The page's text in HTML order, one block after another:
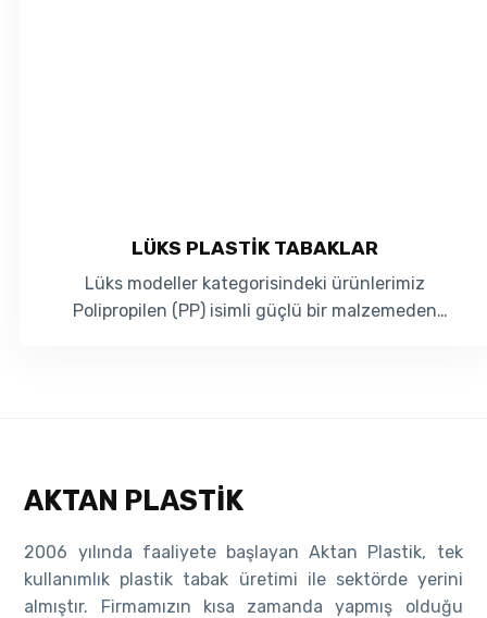
LÜKS PLASTIK TABAKLAR
Lüks modeller kategorisindeki ürünlerimiz
Polipropilen (PP) isimli güçlü bir malzemeden
AKTAN PLASTIK
2006 yılında faaliyete başlayan Aktan Plastik, tek
kullanımlık plastik tabak üretimi ile sektörde yerini
almıştır. Firmamızın kısa zamanda yapmış olduğu